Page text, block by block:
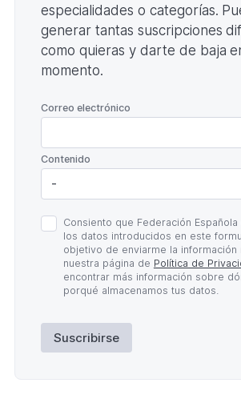
especialidades o categorías.
generar tantas suscripciones
como quieras y darte de baja
momento.
Correo electrónico
Contenido
Política
de
Privacidad
Consiento que Federación
los datos introducidos en este
objetivo de enviarme la información
nuestra página de Política de
encontrar más información sobre
porqué almacenamos tus datos.
Suscribirse